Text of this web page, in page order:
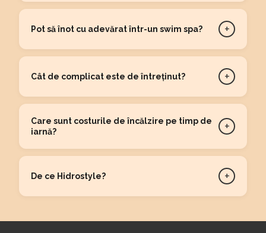
Pot să înot cu adevărat într-un swim spa? +
Cât de complicat este de întreținut? +
Care sunt costurile de încălzire pe timp de
iarnă?
+
De ce Hidrostyle? +